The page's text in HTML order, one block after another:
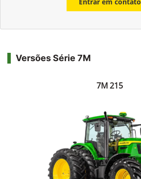
Versões Série 7M
7M 215